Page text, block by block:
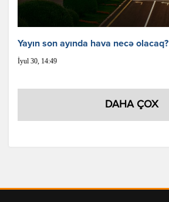
Yayın son ayında hava necə olacaq?
İyul 30, 14:49
DAHA ÇOX